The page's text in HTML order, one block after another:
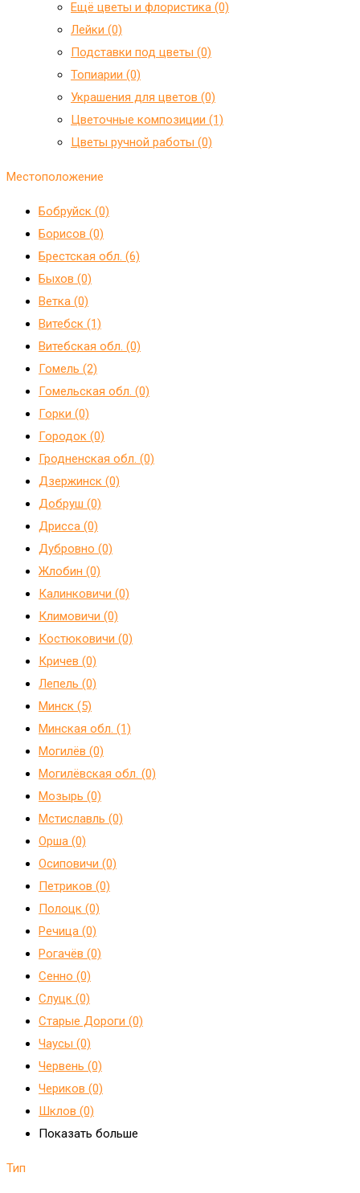
Ещё цветы и флористика (0)
Лейки (0)
Подставки под цветы (0)
Топиарии (0)
Украшения для цветов (0)
Цветочные композиции (1)
Цветы ручной работы (0)
Местоположение
Бобруйск (0)
Борисов (0)
Брестская обл. (6)
Быхов (0)
Ветка (0)
Витебск (1)
Витебская обл. (0)
Гомель (2)
Гомельская обл. (0)
Горки (0)
Городок (0)
Гродненская обл. (0)
Дзержинск (0)
Добруш (0)
Дрисса (0)
Дубровно (0)
Жлобин (0)
Калинковичи (0)
Климовичи (0)
Костюковичи (0)
Кричев (0)
Лепель (0)
Минск (5)
Минская обл. (1)
Могилёв (0)
Могилёвская обл. (0)
Мозырь (0)
Мстиславль (0)
Орша (0)
Осиповичи (0)
Петриков (0)
Полоцк (0)
Речица (0)
Рогачёв (0)
Сенно (0)
Слуцк (0)
Старые Дороги (0)
Чаусы (0)
Червень (0)
Чериков (0)
Шклов (0)
Показать больше
Тип